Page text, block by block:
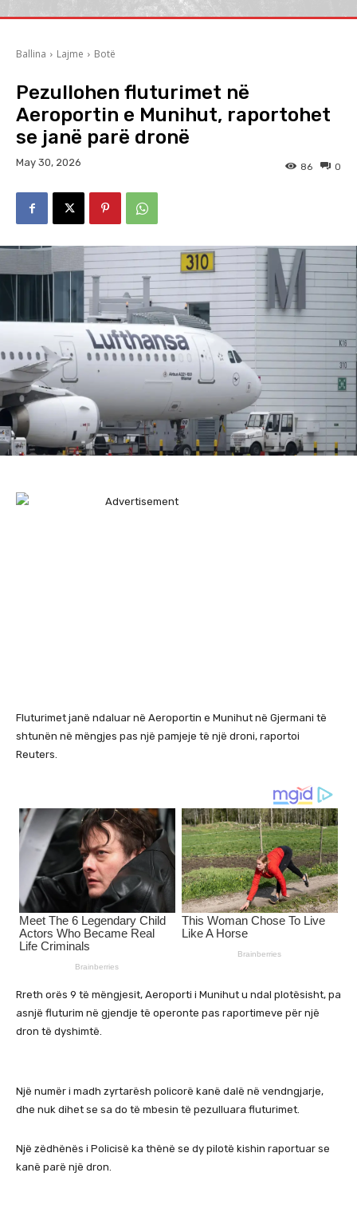
Ballina Lajme Botë
Pezullohen fluturimet në
Aeroportin e Munihut, raportohet
se janë parë dronë
May 30, 2026 0
86
Fluturimet janë ndaluar në Aeroportin e Munihut në Gjermani të
shtunën në mëngjes pas një pamjeje të një droni, raportoi
Reuters.
Rreth orës 9 të mëngjesit, Aeroporti i Munihut u ndal plotësisht, pa
asnjë fluturim në gjendje të operonte pas raportimeve për një
dron të dyshimtë.
Një numër i madh zyrtarësh policorë kanë dalë në vendngjarje,
dhe nuk dihet se sa do të mbesin të pezulluara fluturimet.
Një zëdhënës i Policisë ka thënë se dy pilotë kishin raportuar se
kanë parë një dron.